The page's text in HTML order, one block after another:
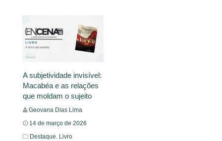
A subjetividade invisível:
Macabéa e as relações
que moldam o sujeito
Geovana Dias Lima
14 de março de 2026
Destaque, Livro